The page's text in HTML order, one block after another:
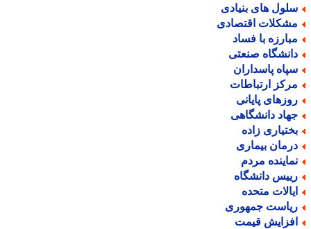
های بنیادی
اقتصادی
با فساد
صنعتی
پاسداران
ارتباطات
پایانی
دانشگاهی
زاده
بیماری
مردم
دانشگاه
متحده
جمهوری
قیمت